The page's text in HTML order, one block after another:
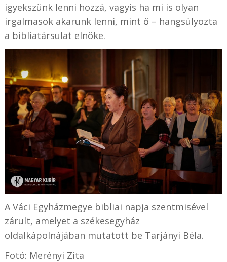
igyekszünk lenni hozzá, vagyis ha mi is olyan
irgalmasok akarunk lenni, mint ő – hangsúlyozta
a bibliatársulat elnöke.
A Váci Egyházmegye bibliai napja szentmisével
zárult, amelyet a székesegyház
oldalkápolnájában mutatott be Tarjányi Béla.
Fotó: Merényi Zita